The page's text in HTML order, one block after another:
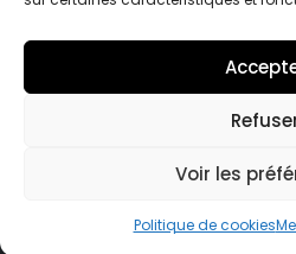
Voir les
Politique de cookies